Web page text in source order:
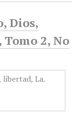
Dios,
2, No